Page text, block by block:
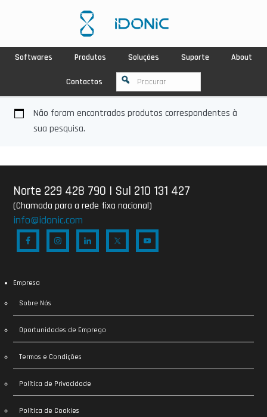
Softwares Produtos Soluções Suporte About
Contactos
Não foram encontrados produtos correspondentes à
sua pesquisa.
Norte 229 428 790 | Sul 210 131 427
(Chamada para a rede fixa nacional)
info@idonic.com
Empresa
Sobre Nós
Oportunidades de Emprego
Termos e Condições
Política de Privacidade
Política de Cookies